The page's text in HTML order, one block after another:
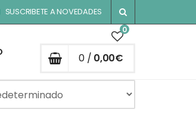
SUSCRIBETE A NOVEDADES
0
0 / 0,00€